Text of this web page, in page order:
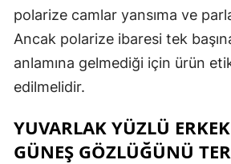
polarize camlar yansıma ve
Ancak polarize ibaresi tek
anlamına gelmediği için ürün
edilmelidir.
YUVARLAK YÜZLÜ
GÜNEŞ GÖZLÜĞÜNÜ